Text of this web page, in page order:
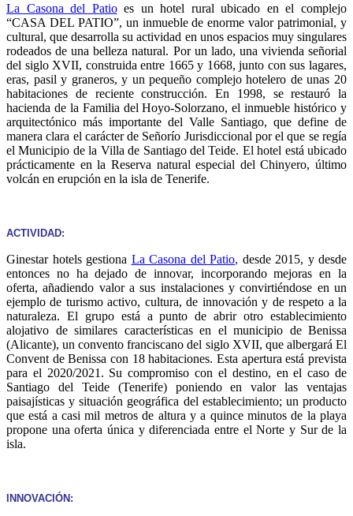
La Casona del Patioes un hotel rural ubicado en el complejo
“CASA DEL PATIO”, un inmueble de enorme valor patrimonial, y
cultural, que desarrolla su actividad en unos espacios muy singulares
rodeados de una belleza natural. Por un lado, una vivienda señorial
del siglo XVII, construida entre 1665 y 1668, junto con sus lagares,
eras, pasil y graneros, y un pequeño complejo hotelero de unas 20
habitaciones de reciente construcción. En 1998, se restauró la
hacienda de la Familia del Hoyo-Solorzano, el inmueble histórico y
arquitectónico más importante del Valle Santiago, que define de
manera clara el carácter de Señorío Jurisdiccional por el que se regía
el Municipio de la Villa de Santiago del Teide. El hotel está ubicado
prácticamente en la Reserva natural especial del Chinyero, último
volcán en erupción en la isla de Tenerife.
ACTIVIDAD:
Ginestar hotels gestiona La Casona del Patio, desde 2015, y desde
entonces no ha dejado de innovar, incorporando mejoras en la
oferta, añadiendo valor a sus instalaciones y convirtiéndose en un
ejemplo de turismo activo, cultura, de innovación y de respeto a la
naturaleza. El grupo está a punto de abrir otro establecimiento
alojativo de similares características en el municipio de Benissa
(Alicante), un convento franciscano del siglo XVII, que albergará El
Convent de Benissa con 18 habitaciones. Esta apertura está prevista
para el 2020/2021. Su compromiso con el destino, en el caso de
Santiago del Teide (Tenerife) poniendo en valor las ventajas
paisajísticas y situación geográfica del establecimiento; un producto
que está a casi mil metros de altura y a quince minutos de la playa
propone una oferta única y diferenciada entre el Norte y Sur de la
isla.
INNOVACIÓN: